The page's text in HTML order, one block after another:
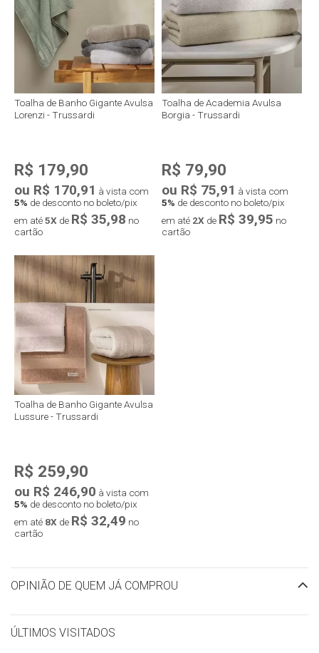
Toalha de Banho Gigante Avulsa
Lorenzi - Trussardi
R$ 179,90
ou R$ 170,91 à vista com
5% de desconto no boleto/pix
em até5X de R$ 35,98 no
cartão
Toalha de Academia Avulsa
Borgia - Trussardi
R$ 79,90
ou R$ 75,91 à vista com
5% de desconto no boleto/pix
em até 2X de R$ 39,95 no
cartão
Toalha de Banho Gigante Avulsa
Lussure - Trussardi
R$ 259,90
ou R$ 246,90 à vista com
5% de desconto no boleto/pix
em até 8X de R$ 32,49 no
cartão
OPINIÃO DE QUEM JÁ COMPROU
ÚLTIMOS VISITADOS